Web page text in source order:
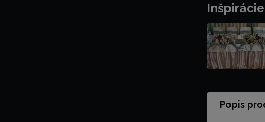
Inšpirácie
Popis